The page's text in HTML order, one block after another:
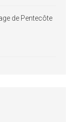
de Pentecôte